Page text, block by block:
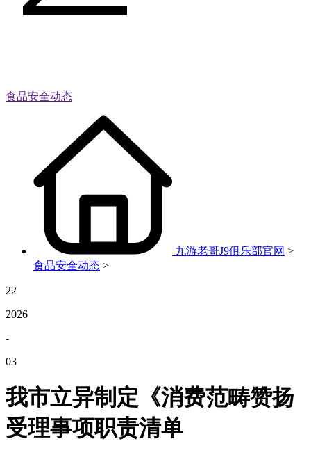
食品安全动态
九游老哥J9俱乐部官网 >
食品安全动态 >
22
2026
-
03
我市立异制定《消费范畴赞扬
受理事项职责清单